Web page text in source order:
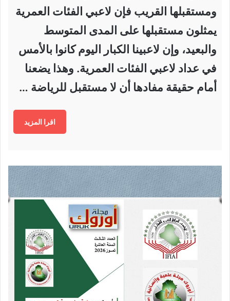
ومستقبلها القريب فإن لاعبي الفئات العمرية
يمثلون مستقبلها على المدى المتوسط
والبعيد، وإن لاعبينا الكبار اليوم كانوا بالأمس
في عداد لاعبي الفئات العمرية. وهذا يضعنا
أمام حقيقة مفادها أن لا مستقبل للرياضة …
اقرا المزيد